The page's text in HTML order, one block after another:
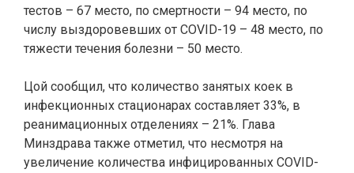
тестов – 67 место, по смертности – 94 место, по
числу выздоровевших от COVID-19 – 48 место, по
тяжести течения болезни – 50 место.
Цой сообщил, что количество занятых коек в
инфекционных стационарах составляет 33%, в
реанимационных отделениях – 21%. Глава
Минздрава также отметил, что несмотря на
увеличение количества инфицированных COVID-